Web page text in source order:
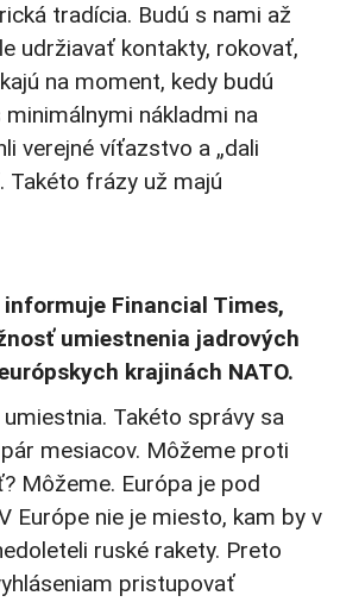
tradícia. Budú s nami až
udržiavať kontakty, rokovať,
na moment, kedy budú
nákladmi na
verejné víťazstvo a „dali
Takéto frázy už majú
Financial Times,
umiestnenia jadrových
krajinách NATO.
Takéto správy sa
mesiacov. Môžeme proti
Môžeme. Európa je pod
Európe nie je miesto, kam by v
ruské rakety. Preto
pristupovať